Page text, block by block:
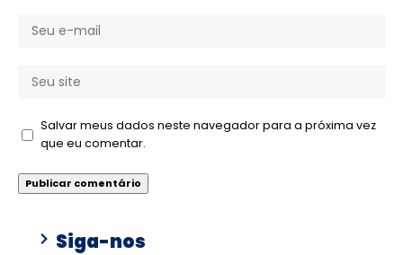
Salvar meus dados neste navegador para a próxima vez
que eu comentar.
Siga-nos